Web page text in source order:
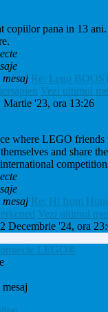
copiilor pana in 13
Re: Lego
Vezi ultimul
Martie '23, ora 13:26
where LEGO
and share
Re: Hi from
Vezi ultimul
Decembrie '24, ora
LEGO®